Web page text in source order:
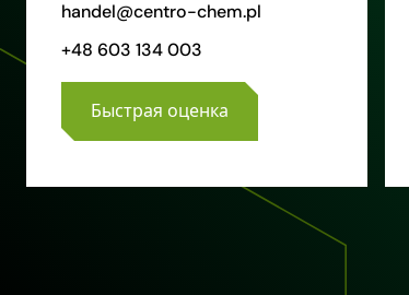
handel@centro-chem.pl
+48 603 134 003
Быстрая оценка